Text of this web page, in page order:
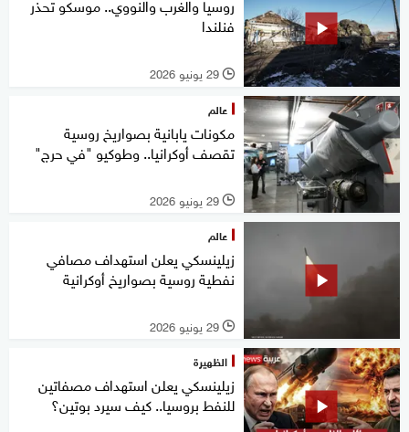
فنلندا
l 29 يونيو 2026
عالم
مكونات يابانية بصواريخ روسية
تقصف أوكرانيا.. وطوكيو "في حرج"
l 29 يونيو 2026
عالم
زيلينسكي يعلن استهداف مصافي
نفطية روسية بصواريخ أوكرانية
l 29 يونيو 2026
الظهيرة
زيلينسكي يعلن استهداف مصفاتين
للنفط بروسيا.. كيف سيرد بوتين؟